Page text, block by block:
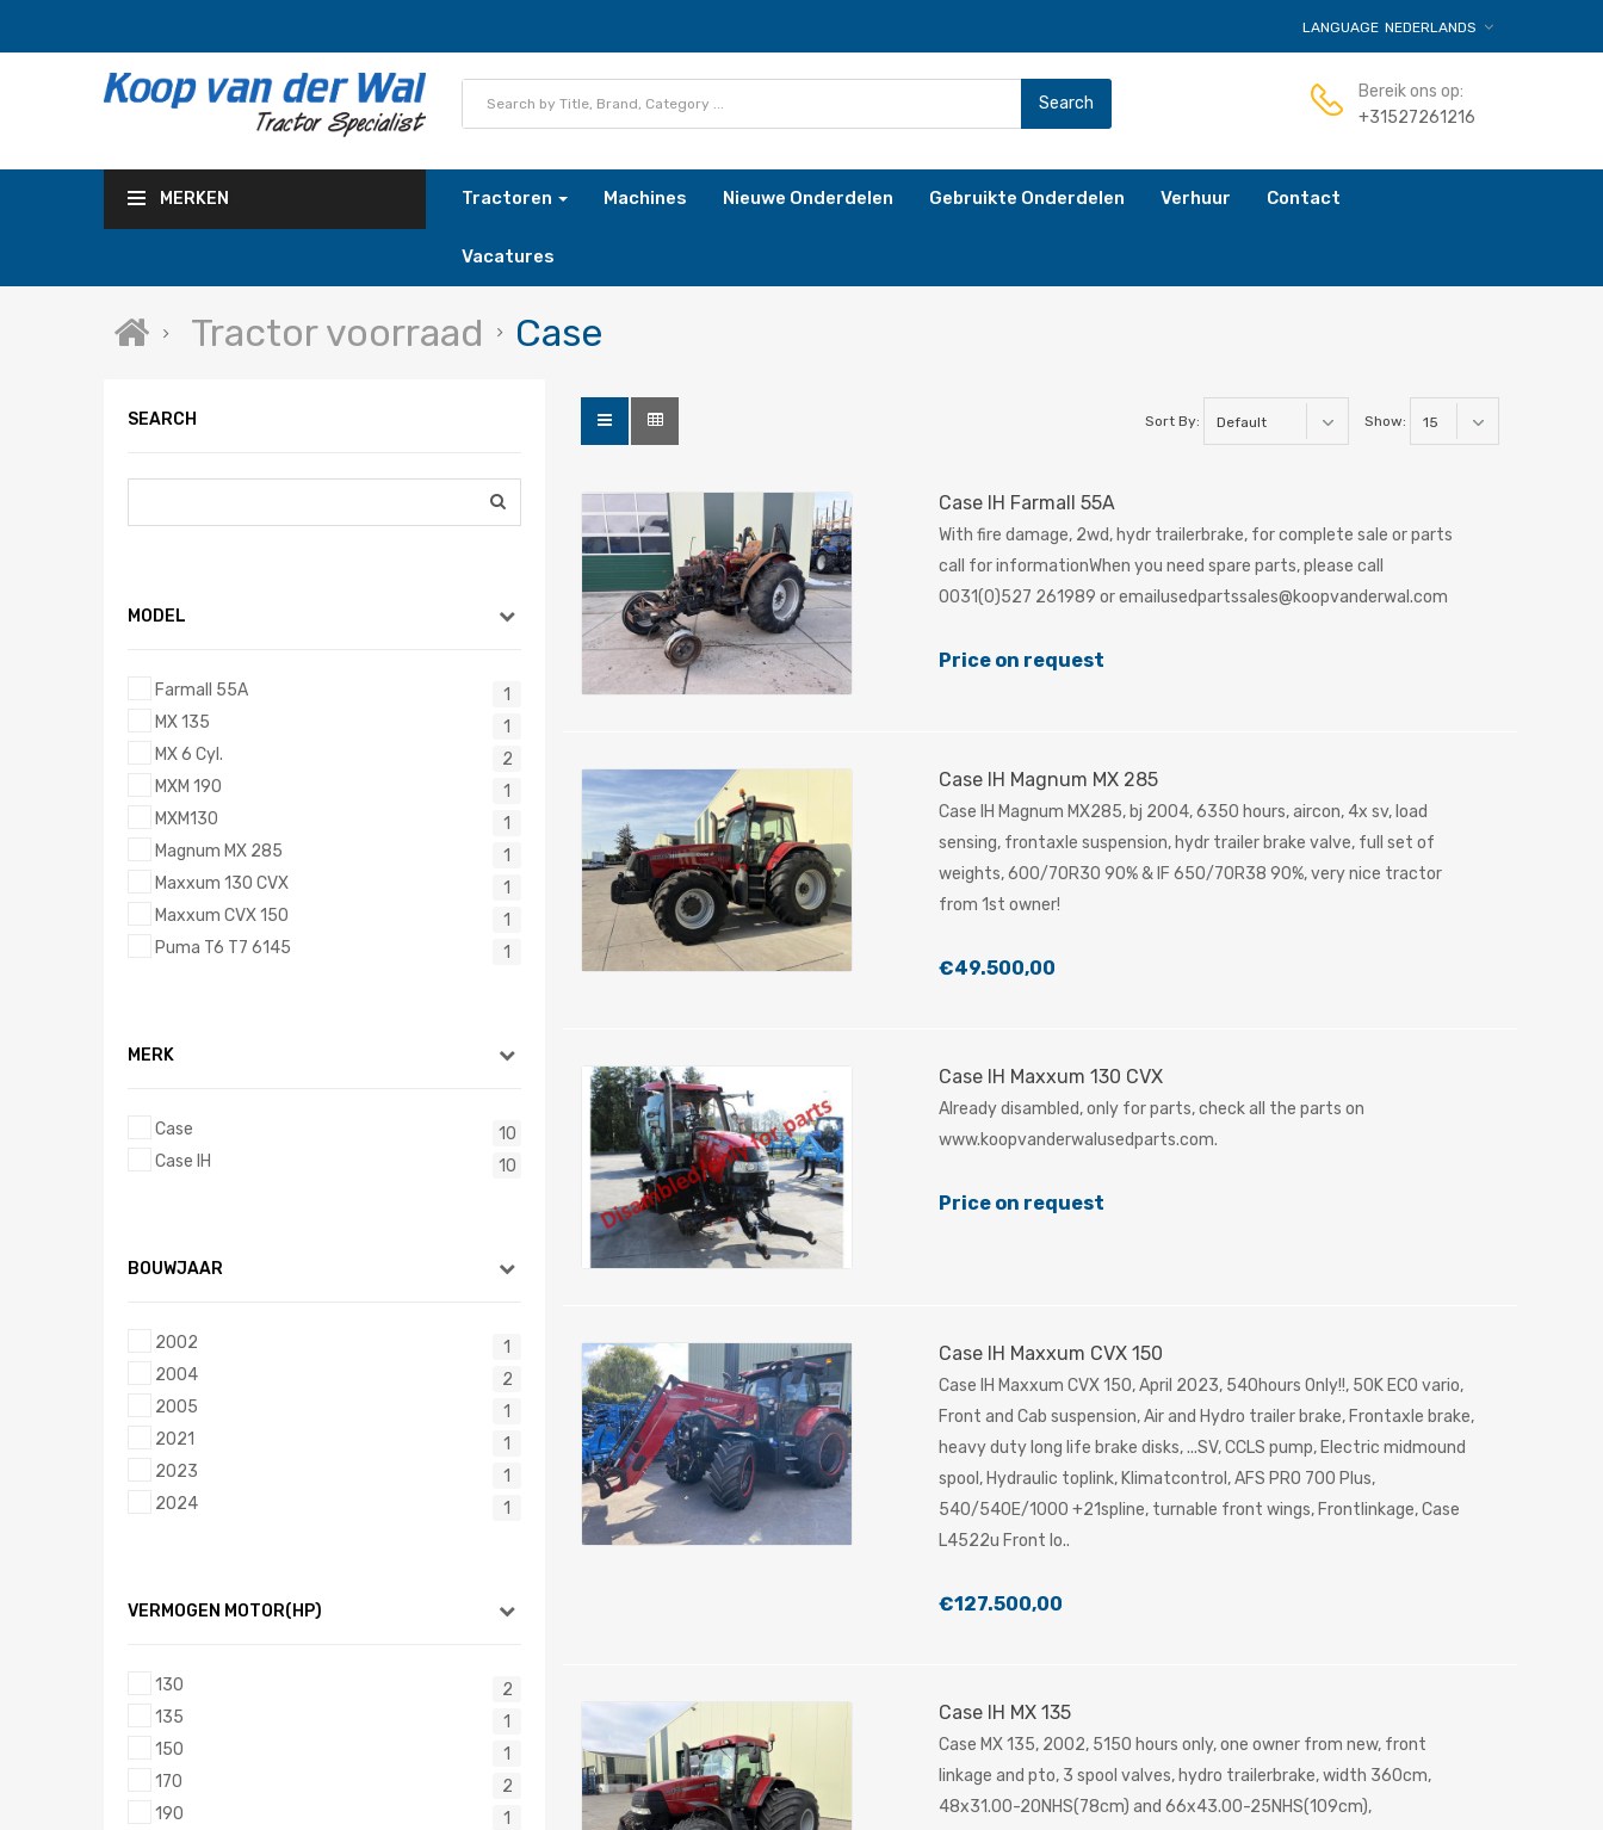
LANGUAGE NEDERLANDS
Search
Bereik ons op:
+31527261216
MERKEN Tractoren Machines Nieuwe Onderdelen Gebruikte Onderdelen Verhuur Contact
Vacatures
Tractor voorraad Case
SEARCH
MODEL
Farmall 55A
1
MX 135
1
MX 6 Cyl.
2
MXM 190
1
MXM130
1
Magnum MX 285
1
Maxxum 130 CVX
1
Maxxum CVX 150
1
Puma T6 T7 6145
1
MERK
Case
10
Case IH
10
BOUWJAAR
2002
1
2004
2
2005
1
2021
1
2023
1
2024
1
VERMOGEN MOTOR(HP)
130
2
135
1
150
1
170
2
190
1
Sort By: Show:
Case IH Farmall 55A
With fire damage, 2wd, hydr trailerbrake, for complete sale or parts
call for informationWhen you need spare parts, please call
0031(0)527 261989 or emailusedpartssales@koopvanderwal.com
Price on request
Case IH Magnum MX 285
Case IH Magnum MX285, bj 2004, 6350 hours, aircon, 4x sv, load
sensing, frontaxle suspension, hydr trailer brake valve, full set of
weights, 600/70R30 90% & IF 650/70R38 90%, very nice tractor
from 1st owner!
€49.500,00
Case IH Maxxum 130 CVX
Already disambled, only for parts, check all the parts on
www.koopvanderwalusedparts.com.
Price on request
Case IH Maxxum CVX 150
Case IH Maxxum CVX 150, April 2023, 540hours Only!!, 50K ECO vario,
Front and Cab suspension, Air and Hydro trailer brake, Frontaxle brake,
heavy duty long life brake disks, ...SV, CCLS pump, Electric midmound
spool, Hydraulic toplink, Klimatcontrol, AFS PRO 700 Plus,
540/540E/1000 +21spline, turnable front wings, Frontlinkage, Case
L4522u Front lo..
€127.500,00
Case IH MX 135
Case MX 135, 2002, 5150 hours only, one owner from new, front
linkage and pto, 3 spool valves, hydro trailerbrake, width 360cm,
48x31.00-20NHS(78cm) and 66x43.00-25NHS(109cm),